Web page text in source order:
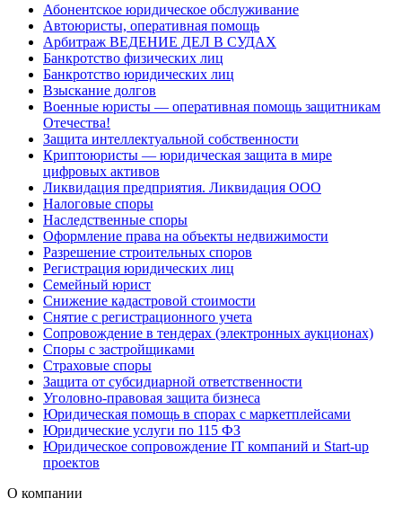
Абонентское юридическое обслуживание
Автоюристы, оперативная помощь
Арбитраж ВЕДЕНИЕ ДЕЛ В СУДАХ
Банкротство физических лиц
Банкротство юридических лиц
Взыскание долгов
Военные юристы — оперативная помощь защитникам
Отечества!
Защита интеллектуальной собственности
Криптоюристы — юридическая защита в мире
цифровых активов
Ликвидация предприятия. Ликвидация ООО
Налоговые споры
Наследственные споры
Оформление права на объекты недвижимости
Разрешение строительных споров
Регистрация юридических лиц
Семейный юрист
Снижение кадастровой стоимости
Снятие с регистрационного учета
Сопровождение в тендерах (электронных аукционах)
Споры с застройщиками
Страховые споры
Защита от субсидиарной ответственности
Уголовно-правовая защита бизнеса
Юридическая помощь в спорах с маркетплейсами
Юридические услуги по 115 ФЗ
Юридическое сопровождение IT компаний и Start-up
проектов
О компании